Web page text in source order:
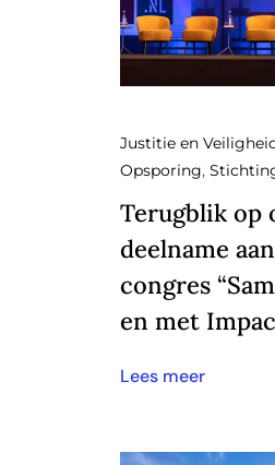
Justitie en
Opsporing,
Terugblik op
deelname
congres
en met
Lees meer